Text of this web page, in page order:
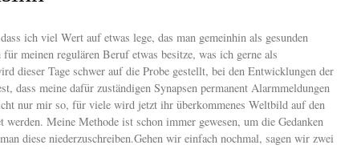
ich viel Wert auf etwas lege, das man gemeinhin als gesunden
meinen regulären Beruf etwas besitze, was ich gerne als
dieser Tage schwer auf die Probe gestellt, bei den Entwicklungen der
dass meine dafür zuständigen Synapsen permanent Alarmmeldungen
nur mir so, für viele wird jetzt ihr überkommenes Weltbild auf den
Meine Methode ist schon immer gewesen, um die Gedanken
diese niederzuschreiben.Gehen wir einfach nochmal, sagen wir zwei